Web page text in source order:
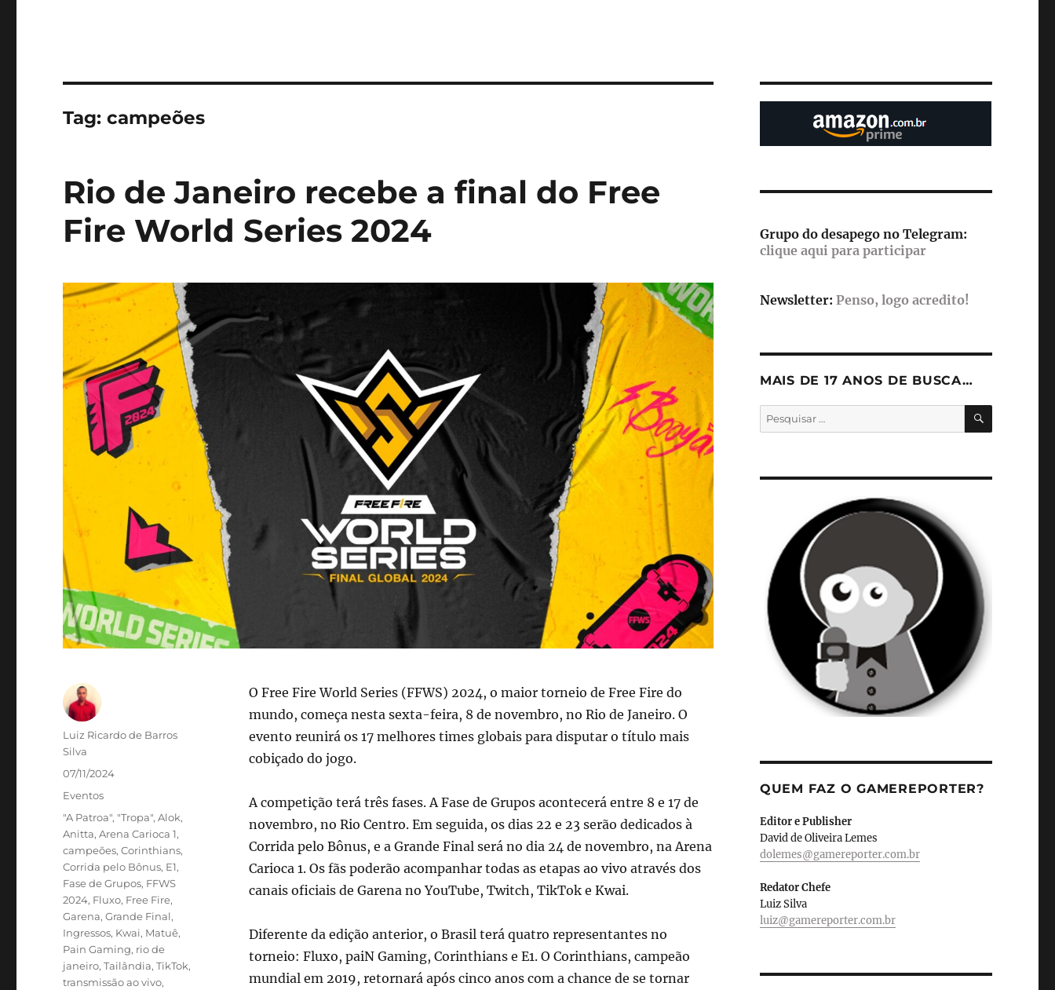
Tag:campeões
Rio de Janeiro recebe a final do Free
Fire World Series 2024
O Free Fire World Series (FFWS) 2024, o maior torneio de Free Fire do
mundo, começa nesta sexta-feira, 8 de novembro, no Rio de Janeiro. O
evento reunirá os 17 melhores times globais para disputar o título mais
cobiçado do jogo.
A competição terá três fases. A Fase de Grupos acontecerá entre 8 e 17 de
novembro, no Rio Centro. Em seguida, os dias 22 e 23 serão dedicados à
Corrida pelo Bônus, e a Grande Final será no dia 24 de novembro, na Arena
Carioca 1. Os fãs poderão acompanhar todas as etapas ao vivo através dos
canais oficiais de Garena no YouTube, Twitch, TikTok e Kwai.
Diferente da edição anterior, o Brasil terá quatro representantes no
torneio: Fluxo, paiN Gaming, Corinthians e E1. O Corinthians, campeão
mundial em 2019, retornará após cinco anos com a chance de se tornar
Autor
Luiz Ricardo de Barros
Silva
Publicado
07/11/2024
Categorias
Eventos
Tags
"A Patroa", "Tropa",Alok,
Anitta,Arena Carioca 1,
campeões,Corinthians,
Corrida pelo Bônus, E1,
Fase de Grupos, FFWS
2024, Fluxo, Free Fire,
Garena,Grande Final,
Ingressos, Kwai, Matuê,
Pain Gaming, rio de
janeiro,Tailândia,TikTok,
transmissão ao vivo,
Grupo do desapego no Telegram:
clique aqui para participar
Newsletter: Penso, logo acredito!
MAIS DE 17 ANOS DE BUSCA…
Pesquisar
por:
QUEM FAZ O GAMEREPORTER?
Editor e Publisher
David de Oliveira Lemes
dolemes@gamereporter.com.br
Redator Chefe
Luiz Silva
luiz@gamereporter.com.br